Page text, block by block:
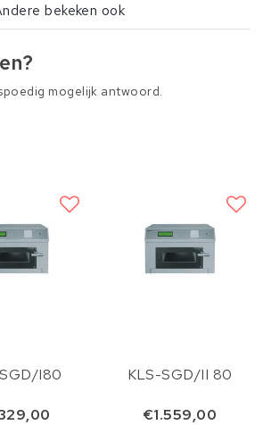
bekeken ook
mogelijk antwoord.
I80 KLS-SGD/II 80
€1.559,00